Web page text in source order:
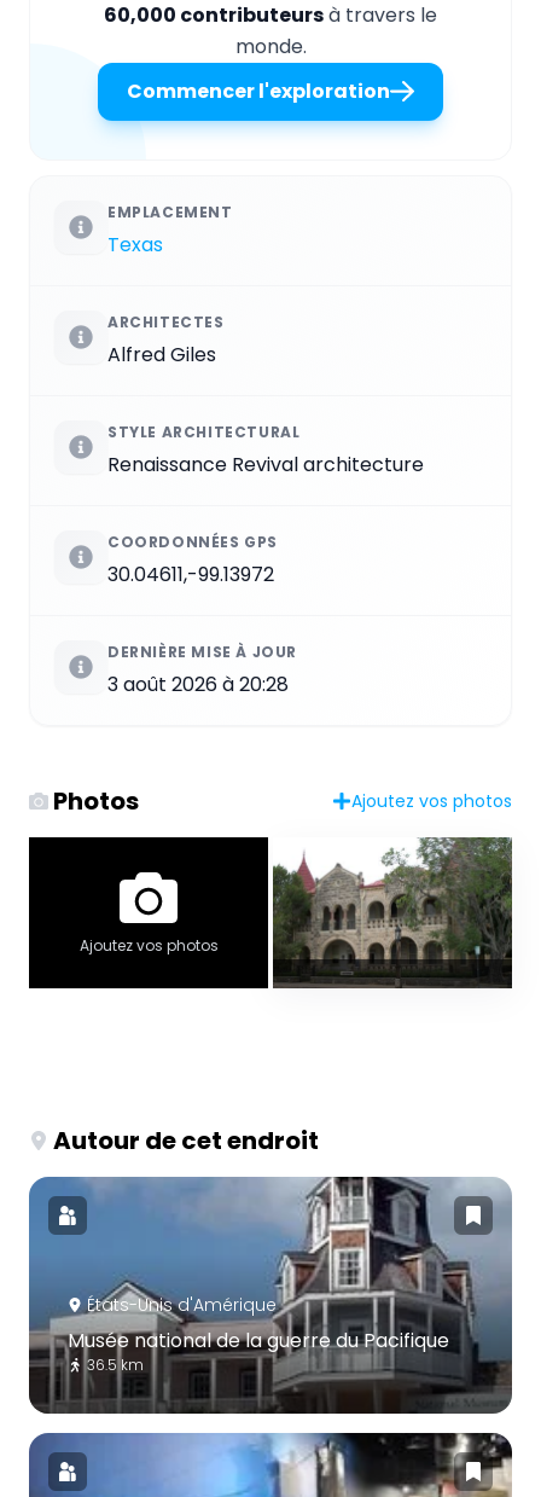
60,000 contributeursà travers le
monde.
Commencer l'exploration
EMPLACEMENT
Texas
ARCHITECTES
Alfred Giles
STYLE ARCHITECTURAL
Renaissance Revival architecture
COORDONNÉES GPS
30.04611,-99.13972
DERNIÈRE MISE À JOUR
3 août 2026 à 20:28
Photos Ajoutez vos photos
Ajoutez vos photos
Autour de cet endroit
États-Unis d'Amérique
Musée national de la guerre du Pacifique
36.5 km